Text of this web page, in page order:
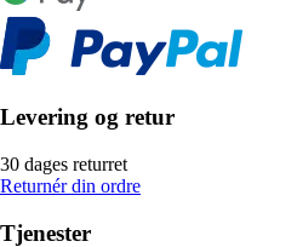
Levering og retur
30 dages returret
Returnér din ordre
Tjenester